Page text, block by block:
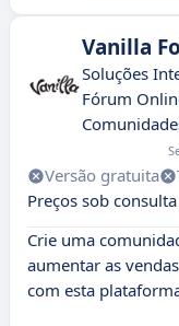
Vanilla
Soluções
Fórum
Versão gratuita
Preços sob consulta
Crie uma
aumentar as
com esta